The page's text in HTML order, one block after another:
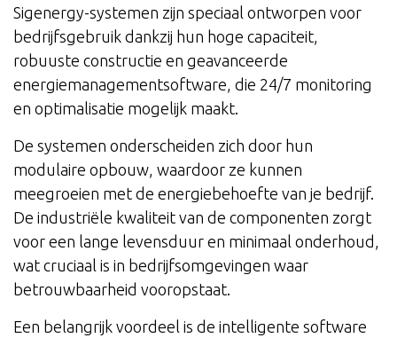
Sigenergy-systemen zijn speciaal ontworpen voor
bedrijfsgebruik dankzij hun hoge capaciteit,
robuuste constructie en geavanceerde
energiemanagementsoftware, die 24/7 monitoring
en optimalisatie mogelijk maakt.
De systemen onderscheiden zich door hun
modulaire opbouw, waardoor ze kunnen
meegroeien met de energiebehoefte van je bedrijf.
De industriële kwaliteit van de componenten zorgt
voor een lange levensduur en minimaal onderhoud,
wat cruciaal is in bedrijfsomgevingen waar
betrouwbaarheid vooropstaat.
Een belangrijk voordeel is de intelligente software